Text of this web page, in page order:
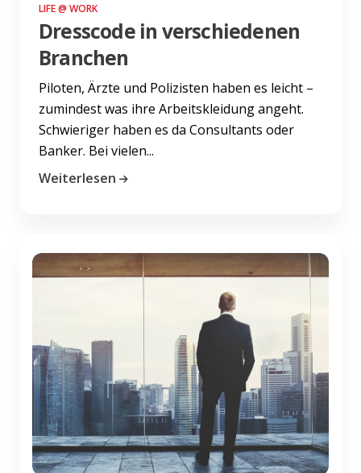
LIFE @ WORK
Dresscode in verschiedenen
Branchen
Piloten, Ärzte und Polizisten haben es leicht –
zumindest was ihre Arbeitskleidung angeht.
Schwieriger haben es da Consultants oder
Banker. Bei vielen...
Weiterlesen